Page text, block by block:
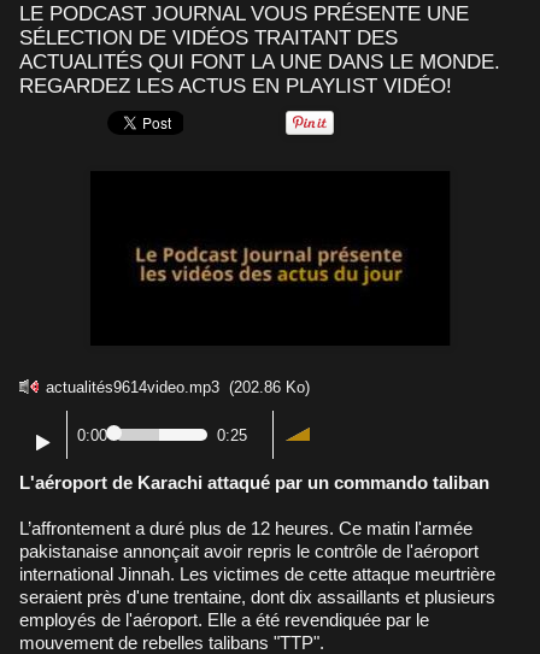
LE PODCAST JOURNAL VOUS PRÉSENTE UNE
SÉLECTION DE VIDÉOS TRAITANT DES
ACTUALITÉS QUI FONT LA UNE DANS LE MONDE.
REGARDEZ LES ACTUS EN PLAYLIST VIDÉO!
actualités9614video.mp3 (202.86 Ko)
0:00 0:25
L'aéroport de Karachi attaqué par un commando taliban
L’affrontement a duré plus de 12 heures. Ce matin l'armée
pakistanaise annonçait avoir repris le contrôle de l'aéroport
international Jinnah. Les victimes de cette attaque meurtrière
seraient près d'une trentaine, dont dix assaillants et plusieurs
employés de l'aéroport. Elle a été revendiquée par le
mouvement de rebelles talibans "TTP".